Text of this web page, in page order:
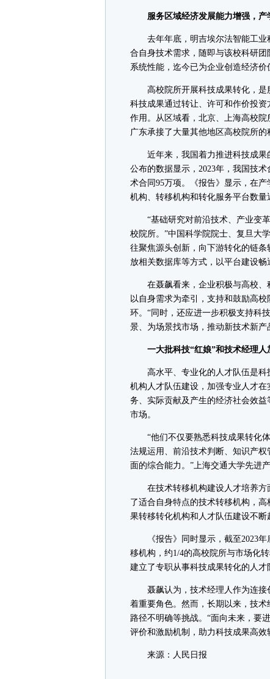
服务区域经济发展能力增强，产
去年年底，明吉埃尔法智能工业
合自身技术需求，随即与该校科研
系统性能，迄今已为企业创造经济价
高校院所开展科技成果转化，是
科技成果通过转让、许可和作价投
作用。从区域看，北京、上海高校院
广东承接了大量其他地区高校院所的
近年来，我国着力推进科技成果
公布的数据显示，2023年，我国技
术合同95万项。《报告》显示，在
机构、转移机构和转化服务平台数量
“基础研究对前沿技术、产业变革
校院所。”中国科学院院士、复旦大
往聚焦源头创新，向下游转化的链
放相关数据库等方式，以平台建设畅
在聂飙看来，企业积极与高校、
以自身需求为牵引，支持和鼓励高
环。“同时，还应进一步积极支持科
景、为场景找市场，推动新技术新产
一大批科技“红娘”和技术经理人
高水平、专业化的人才队伍是科
机构人才队伍建设，加强专业人才
务、实际贡献及产生的经济社会效
市场。
“他们不仅要熟悉科技成果转化体
法规运用、前沿技术判断、知识产
面的综合能力。”上海交通大学先进
在技术转移机构建设人才培养方
了适合自身特点的技术转移机构，
果转移转化机构和人才队伍建设不断
《报告》同时显示，截至2023年
移机构，约1/4的高校院所与市场化
建立了专职从事科技成果转化的人才
聂飙认为，技术经理人作为连接
着重要角色。然而，长期以来，技
路径不明确等挑战。“面向未来，要
评价和激励机制，助力科技成果高效
来源：人民日报